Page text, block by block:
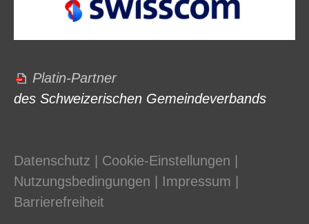
Platin-Partner
des Schweizerischen Gemeindeverbands
Datenschutz Cookie-Einstellungen
Nutzungsbedingungen
Impressum
Barrierefreiheit